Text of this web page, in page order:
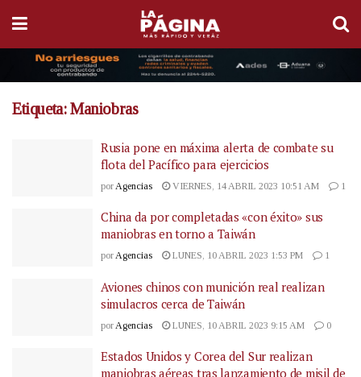
Etiqueta:Maniobras
Rusia pone en máxima alerta de combate su
flota del Pacífico para ejercicios
por Agencias VIERNES, 14 ABRIL 2023 10:51 AM 1
China da por completadas «con éxito» sus
maniobras en torno a Taiwán
porAgencias LUNES, 10 ABRIL 2023 1:53 PM 1
Aviones chinos con munición real realizan
simulacros cerca de Taiwán
por Agencias LUNES, 10 ABRIL 2023 9:15 AM 0
Estados Unidos y Corea del Sur realizan
maniobras aéreas tras lanzamiento de misil de